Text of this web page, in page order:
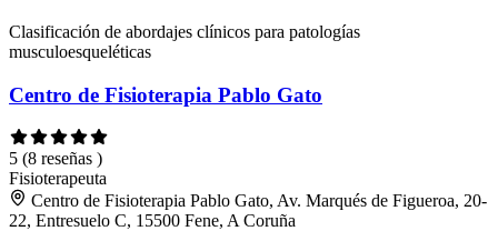
Clasificación de abordajes clínicos para patologías
musculoesqueléticas
Centro de Fisioterapia Pablo Gato
5 (8 reseñas )
Fisioterapeuta
Centro de Fisioterapia Pablo Gato, Av. Marqués de Figueroa, 20-
22, Entresuelo C, 15500 Fene, A Coruña